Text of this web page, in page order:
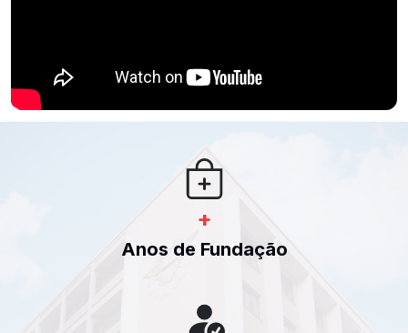
+
Anos de Fundação